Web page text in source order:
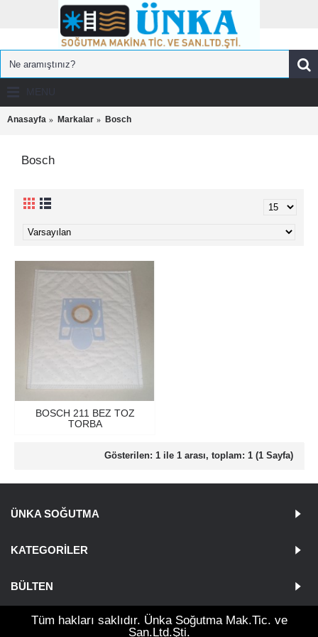
Anasayfa Markalar Bosch
Bosch
BOSCH 211 BEZ TOZ
TORBA
Gösterilen: 1 ile 1 arası, toplam: 1 (1 Sayfa)
ÜNKA SOĞUTMA
KATEGORILER
BÜLTEN
Tüm hakları saklıdır. Ünka Soğutma Mak.Tic. ve
San.Ltd.Şti.